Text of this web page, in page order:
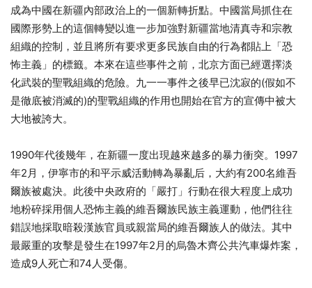
成為中國在新疆內部政治上的一個新轉折點。中國當局抓住在
國際形勢上的這個轉變以進一步加強對新疆當地清真寺和宗教
組織的控制，並且將所有要求更多民族自由的行為都貼上「恐
怖主義」的標籤。本來在這些事件之前，北京方面已經選擇淡
化武裝的聖戰組織的危險。九一一事件之後早已沈寂的(假如不
是徹底被消滅的)的聖戰組織的作用也開始在官方的宣傳中被大
大地被誇大。
1990年代後幾年，在新疆一度出現越來越多的暴力衝突。1997
年2月，伊寧市的和平示威活動轉為暴亂后，大約有200名維吾
爾族被處決。此後中央政府的「嚴打」行動在很大程度上成功
地粉碎採用個人恐怖主義的維吾爾族民族主義運動，他們往往
錯誤地採取暗殺漢族官員或親當局的維吾爾族人的做法。其中
最嚴重的攻擊是發生在1997年2月的烏魯木齊公共汽車爆炸案，
造成9人死亡和74人受傷。